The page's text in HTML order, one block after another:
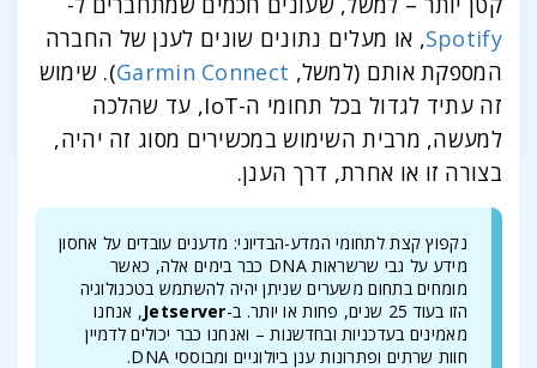
Spotify, או מעלים נתונים שונים לענן של החברה
המספקת אותם (למשל, Garmin Connect). שימוש
זה עתיד לגדול בכל תחומי ה-IoT, עד שהלכה
למעשה, מרבית השימוש במכשירים מסוג זה יהיה,
בצורה זו או אחרת, דרך הענן.
נקפוץ קצת לתחומי המדע-הבדיוני: מדענים עובדים על אחסון
מידע על גבי שרשראות DNA כבר בימים אלה, כאשר
מומחים בתחום משערים שניתן יהיה להשתמש בטכנולוגיה
הזו בעוד 25 שנים, פחות או יותר. ב-
Jetserver, אנחנו
מאמינים בעדכניות ובחדשנות – ואנחנו כבר יכולים לדמיין
חוות שרתים ופתרונות ענן ביולוגיים ומבוססי DNA.